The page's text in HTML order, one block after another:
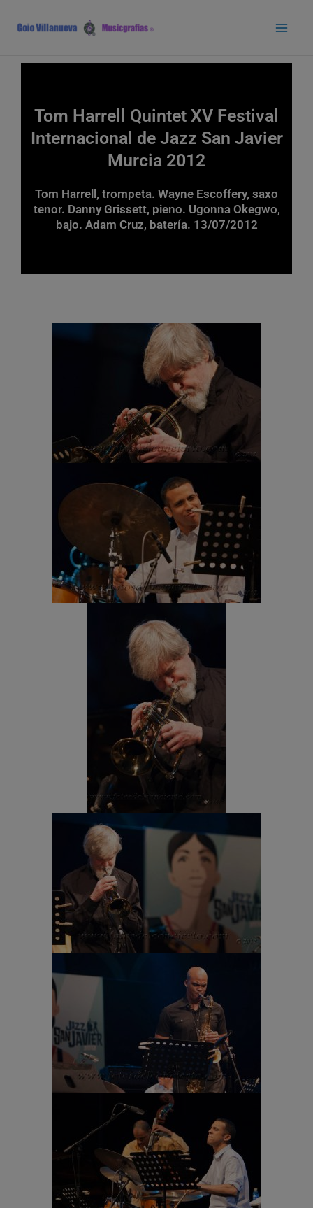
contenido
Tom Harrell Quintet XV Festival
Internacional de Jazz San Javier
Murcia 2012
Tom Harrell, trompeta. Wayne Escoffery, saxo
tenor. Danny Grissett, pieno. Ugonna Okegwo,
bajo. Adam Cruz, batería. 13/07/2012